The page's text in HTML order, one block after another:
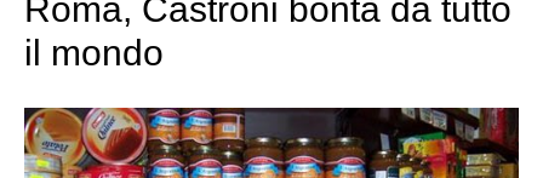
Roma, Castroni bontà da tutto
il mondo